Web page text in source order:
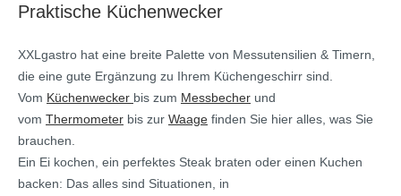
Praktische Küchenwecker
XXLgastro hat eine breite Palette von Messutensilien & Timern,
die eine gute Ergänzung zu Ihrem Küchengeschirr sind.
Vom Küchenwecker bis zum Messbecher und
vom Thermometer bis zur Waage finden Sie hier alles, was Sie
brauchen.
Ein Ei kochen, ein perfektes Steak braten oder einen Kuchen
backen: Das alles sind Situationen, in